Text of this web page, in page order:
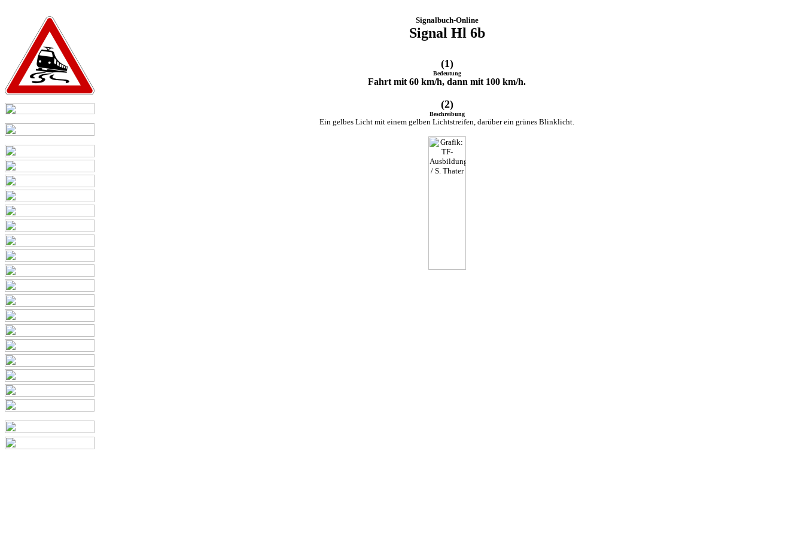
Signalbuch-Online
Signal Hl 6b
(1)
Bedeutung
Fahrt mit 60 km/h, dann mit 100 km/h.
(2)
Beschreibung
Ein gelbes Licht mit einem gelben Lichtstreifen, darüber ein grünes Blinklicht.